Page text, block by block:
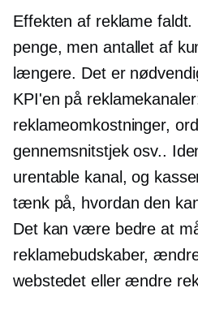
Effekten af ​​reklame
penge, men antallet af
længere. Det er
KPI'en på
reklameomkostninger,
gennemsnitstjek osv..
urentable kanal, og
tænk på, hvordan den
Det kan være bedre at
reklamebudskaber,
webstedet eller ændre